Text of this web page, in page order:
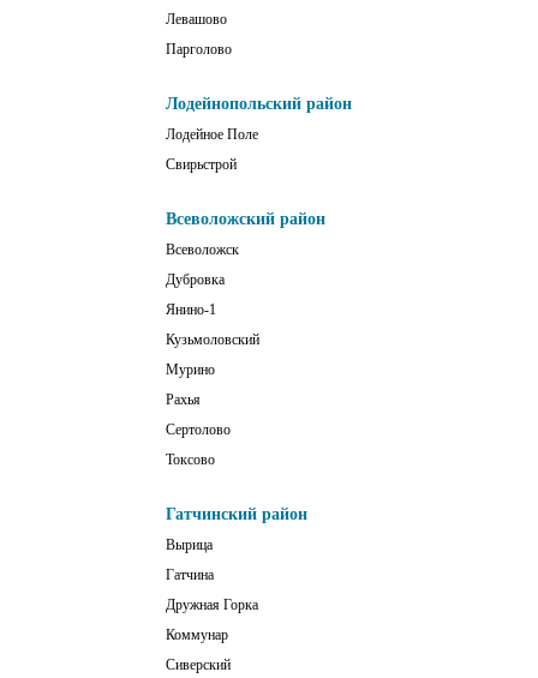
Левашово
Парголово
Лодейнопольский район
Лодейное Поле
Свирьстрой
Всеволожский район
Всеволожск
Дубровка
Янино-1
Кузьмоловский
Мурино
Рахья
Сертолово
Токсово
Гатчинский район
Вырица
Гатчина
Дружная Горка
Коммунар
Сиверский